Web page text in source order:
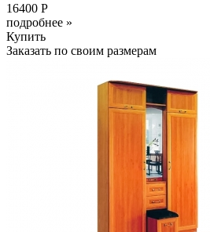
16400 Р
подробнее »
Купить
Заказать по своим размерам